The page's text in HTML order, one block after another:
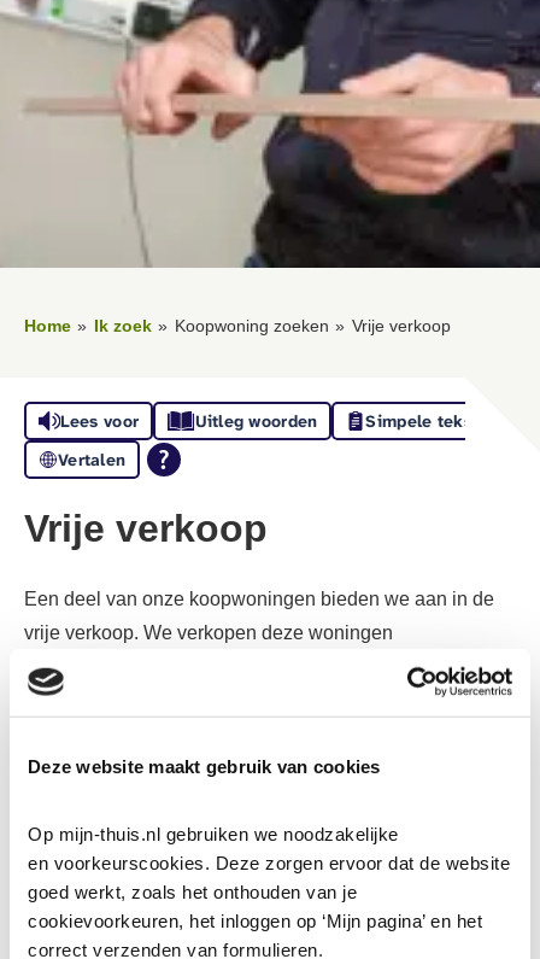
Deze website maakt gebruik van cookies
Op mijn-thuis.nl gebruiken we noodzakelijke
en voorkeurscookies. Deze zorgen ervoor dat de website
goed werkt, zoals het onthouden van je
cookievoorkeuren, het inloggen op ‘Mijn pagina’ en het
correct verzenden van formulieren.
Home Ik zoek Koopwoning zoeken Vrije verkoop
Lees voor Uitleg woorden
Simpele tekst
Vertalen
Vrije verkoop
Een deel van onze koopwoningen bieden we aan in de
vrije verkoop. We verkopen deze woningen
marktconform, dat is dus zonder korting. De prijs wordt
bepaald aan de hand van de waarde op de vrije markt.
Bij vrije verkoop word je eigenaar van de woning met een
Als je wil verhuizen dan ben je vrij om de woning te
verkopen aan wie je wil. Woonstichting’thuiskoopt de
woning niet van jou terug.
Voordat een woning in de vrije verkoop komt, laten we